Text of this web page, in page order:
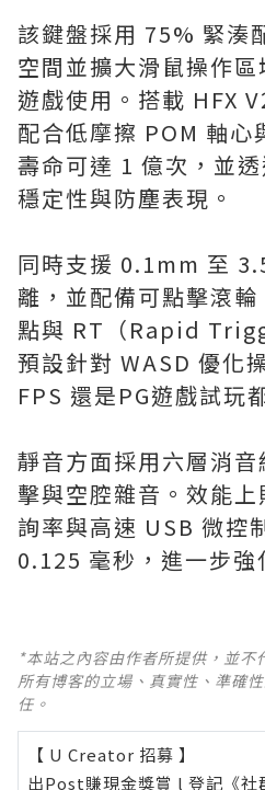
該鍵盤採用 75% 緊湊
空間並擴大滑鼠操作
遊戲使用。搭載 HFX
配合低摩擦 POM 軸心
壽命可達 1 億次，並
穩定性與防塵表現。
同時支援 0.1mm 至
離，並配備可點擊滾
點與 RT（Rapid
預設針對 WASD 優化
FPS 還是PG遊戲試玩
靜音方面採用六層消
擊與空腔雜音。效能
詢率與高速 USB 微控
0.125 毫秒，進一步強
*本站之內容由作者所提供，並
所有博客的立場、真實性、準確
任。
【 U Creator 招募 】
出Post賺現金獎賞 l 登記《社